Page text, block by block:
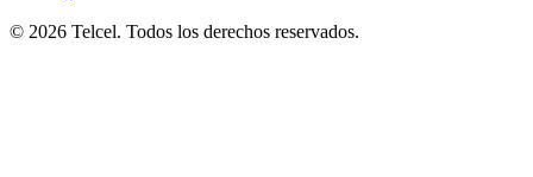
© 2026 Telcel. Todos los derechos reservados.